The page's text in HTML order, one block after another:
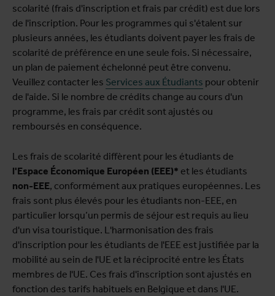
scolarité (frais d'inscription et frais par crédit) est due lors
de l'inscription. Pour les programmes qui s'étalent sur
plusieurs années, les étudiants doivent payer les frais de
scolarité de préférence en une seule fois. Si nécessaire,
un plan de paiement échelonné peut être convenu.
Veuillez contacter les Services aux Étudiants pour obtenir
de l'aide. Si le nombre de crédits change au cours d'un
programme, les frais par crédit sont ajustés ou
remboursés en conséquence.
Les frais de scolarité diffèrent pour les étudiants de
l'Espace Économique Européen (EEE)* et les étudiants
non-EEE, conformément aux pratiques européennes. Les
frais sont plus élevés pour les étudiants non-EEE, en
particulier lorsqu’un permis de séjour est requis au lieu
d'un visa touristique. L'harmonisation des frais
d'inscription pour les étudiants de l'EEE est justifiée par la
mobilité au sein de l'UE et la réciprocité entre les États
membres de l'UE. Ces frais d'inscription sont ajustés en
fonction des tarifs habituels en Belgique et dans l'UE.